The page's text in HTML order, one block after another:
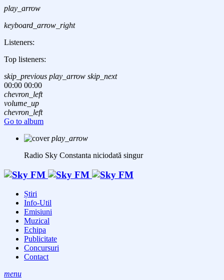
play_arrow
keyboard_arrow_right
Listeners:
Top listeners:
skip_previous play_arrow skip_next
00:00 00:00
chevron_left
volume_up
chevron_left
Go to album
play_arrow
Radio Sky Constanta niciodată singur
Știri
Info-Util
Emisiuni
Muzical
Echipa
Publicitate
Concursuri
Contact
menu